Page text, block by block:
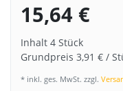
15,64 €
Inhalt 4 Stück
Grundpreis 3,91 € /
* inkl. ges. MwSt. zzgl.